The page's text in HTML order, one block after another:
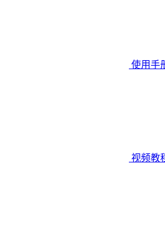
使用手
视频教